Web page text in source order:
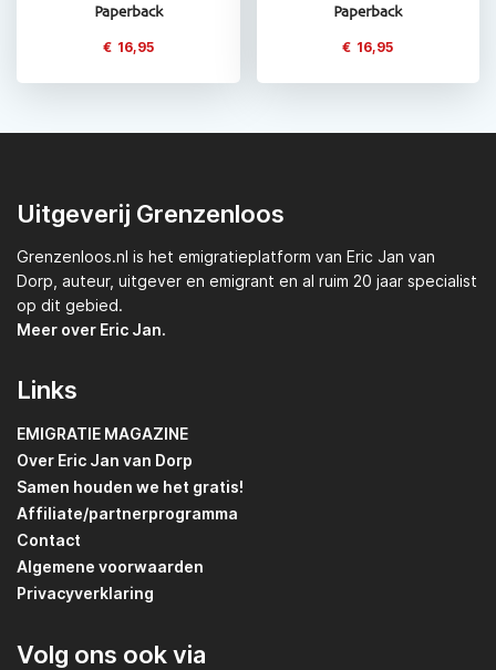
Paperback
€ 16,95
Paperback
€ 16,95
Uitgeverij Grenzenloos
Grenzenloos.nl is het emigratieplatform van Eric Jan van
Dorp, auteur, uitgever en emigrant en al ruim 20 jaar specialist
op dit gebied.
Meer over Eric Jan.
Links
EMIGRATIE MAGAZINE
Over Eric Jan van Dorp
Samen houden we het gratis!
Affiliate/partnerprogramma
Contact
Algemene voorwaarden
Privacyverklaring
Volg ons ook via